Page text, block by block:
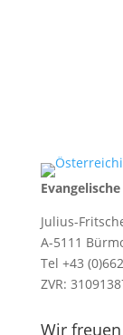
Julius-
A-5111
Tel +43
ZVR:
Wir